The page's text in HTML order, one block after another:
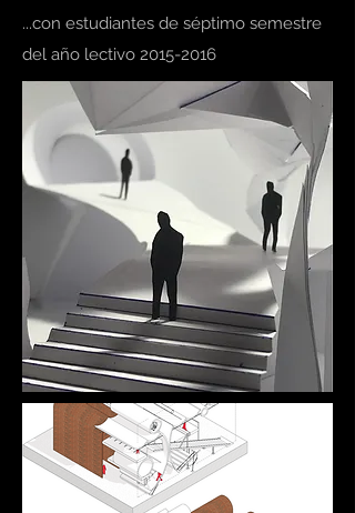
...con estudiantes de séptimo semestre
del año lectivo 2015-2016